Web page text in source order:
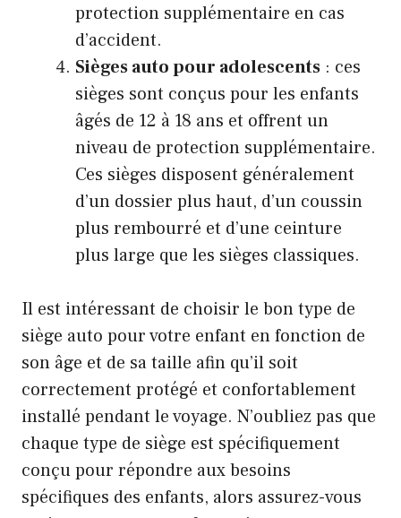
protection supplémentaire en cas
d’accident.
Sièges auto pour adolescents : ces
sièges sont conçus pour les enfants
âgés de 12 à 18 ans et offrent un
niveau de protection supplémentaire.
Ces sièges disposent généralement
d’un dossier plus haut, d’un coussin
plus rembourré et d’une ceinture
plus large que les sièges classiques.
Il est intéressant de choisir le bon type de
siège auto pour votre enfant en fonction de
son âge et de sa taille afin qu’il soit
correctement protégé et confortablement
installé pendant le voyage. N’oubliez pas que
chaque type de siège est spécifiquement
conçu pour répondre aux besoins
spécifiques des enfants, alors assurez-vous